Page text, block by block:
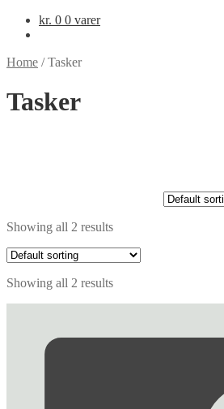
kr. 0 0 varer
Home /Tasker
Tasker
Showing all 2 results
Showing all 2 results